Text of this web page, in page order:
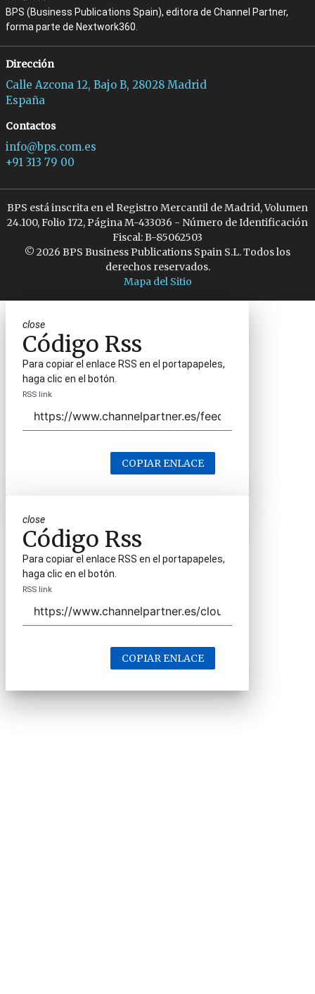
BPS (Business Publications Spain), editora de Channel Partner,
forma parte de Nextwork360.
Dirección
Calle Azcona 12, Bajo B, 28028 Madrid
España
Contactos
info@bps.com.es
+91 313 79 00
BPS está inscrita en el Registro Mercantil de Madrid, Volumen
24.100, Folio 172, Página M-433036 - Número de Identificación
Fiscal: B-85062503
© 2026 BPS Business Publications Spain S.L. Todos los
derechos reservados.
Mapa del Sitio
close
Código Rss
Para copiar el enlace RSS en el portapapeles,
haga clic en el botón.
RSS link
COPIAR ENLACE
close
Código Rss
Para copiar el enlace RSS en el portapapeles,
haga clic en el botón.
RSS link
COPIAR ENLACE